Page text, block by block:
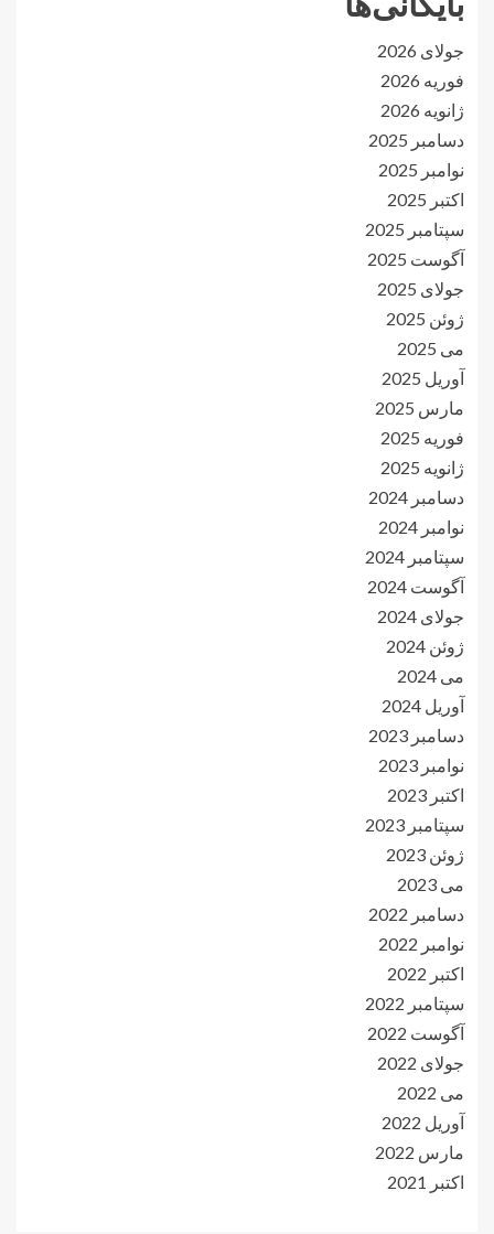
جولای 2026
فوریه 2026
ژانویه 2026
دسامبر 2025
نوامبر 2025
اکتبر 2025
سپتامبر 2025
آگوست 2025
جولای 2025
ژوئن 2025
می 2025
آوریل 2025
مارس 2025
فوریه 2025
ژانویه 2025
دسامبر 2024
نوامبر 2024
سپتامبر 2024
آگوست 2024
جولای 2024
ژوئن 2024
می 2024
آوریل 2024
دسامبر 2023
نوامبر 2023
اکتبر 2023
سپتامبر 2023
ژوئن 2023
می 2023
دسامبر 2022
نوامبر 2022
اکتبر 2022
سپتامبر 2022
آگوست 2022
جولای 2022
می 2022
آوریل 2022
مارس 2022
اکتبر 2021